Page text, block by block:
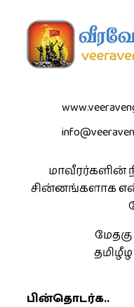
மாவீரர்களின்
சின்னங்களாக
பின்தொடர்க..